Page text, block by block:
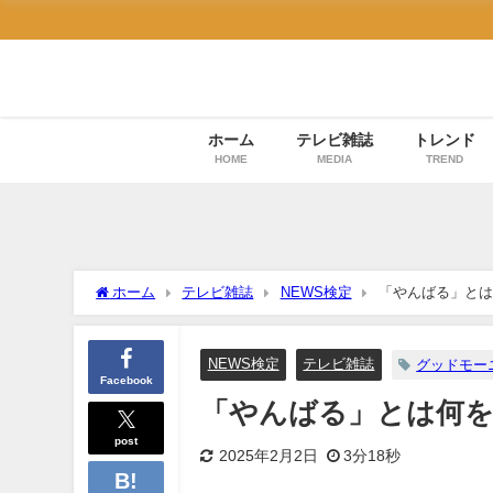
ホーム
HOME
テレビ雑誌
MEDIA
トレンド
TREND
ホーム テレビ雑誌 NEWS検定 「やんばる」と
Facebook
post
NEWS検定 テレビ雑誌 グッドモー
「やんばる」とは何
2025年2月2日 3分18秒